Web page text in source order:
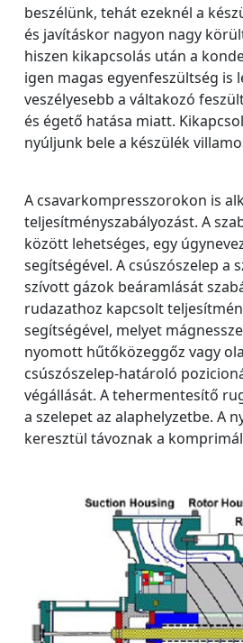
beszélünk, tehát ezeknél a
és javításkor nagyon nagy
hiszen kikapcsolás után a
igen magas egyenfeszültség is
veszélyesebb a váltakozó
és égető hatása miatt.
nyúljunk bele a készülék
A csavarkompresszorokon is
teljesítményszabályozást. A
között lehetséges, egy
segítségével. A csúszószelep a
szívott gázok beáramlását
rudazathoz kapcsolt
segítségével, melyet
nyomott hűtőközeggőz vagy
csúszószelep-határoló
végállását. A tehermentesítő
a szelepet az alaphelyzetbe. A
keresztül távoznak a